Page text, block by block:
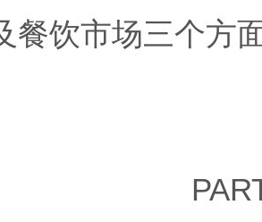
餐饮市场三个方